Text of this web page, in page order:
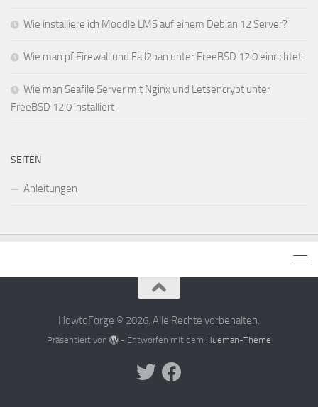
Wie installiere ich Moodle LMS auf einem Debian 12 Server?
Wie man pf Firewall und Fail2ban unter FreeBSD 12.0 einrichtet
Wie man Seafile Server mit Nginx und Letsencrypt unter
FreeBSD 12.0 installiert
SEITEN
Anleitungen
HowtoForge © 2026. Alle Rechte vorbehalten.
Präsentiert von - Entworfen mit dem Hueman-Theme